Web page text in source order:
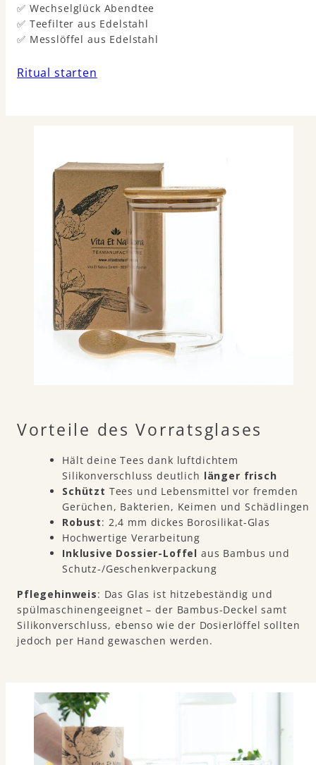
✅ Wechselglück Abendtee
✅ Teefilter aus Edelstahl
✅ Messlöffel aus Edelstahl
Ritual starten
Vorteile des Vorratsglases
Hält deine Tees dank luftdichtem
Silikonverschluss deutlich länger frisch
Schützt Tees und Lebensmittel vor fremden
Gerüchen, Bakterien, Keimen und Schädlingen
Robust: 2,4 mm dickes Borosilikat-Glas
Hochwertige Verarbeitung
Inklusive Dossier-Loffel aus Bambus und
Schutz-/Geschenkverpackung
Pflegehinweis: Das Glas ist hitzebeständig und
spülmaschinengeeignet – der Bambus-Deckel samt
Silikonverschluss, ebenso wie der Dosierlöffel sollten
jedoch per Hand gewaschen werden.